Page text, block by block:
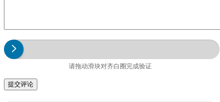
请拖动滑块对齐白圈完成验证